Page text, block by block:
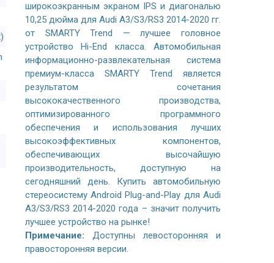
широкоэкранным экраном IPS и диагональю
10,25 дюйма для Audi A3/S3/RS3 2014-2020 гг.
от SMARTY Trend — лучшее головное
устройство Hi-End класса. Автомобильная
информационно-развлекательная система
премиум-класса SMARTY Trend является
результатом сочетания
высококачественного производства,
оптимизированного программного
обеспечения и использования лучших
высокоэффективных компонентов,
обеспечивающих высочайшую
производительность, доступную на
сегодняшний день. Купить автомобильную
стереосистему Android Plug-and-Play для Audi
A3/S3/RS3 2014-2020 года – значит получить
лучшее устройство на рынке!
Примечание: Доступны левосторонняя и
правосторонняя версии.